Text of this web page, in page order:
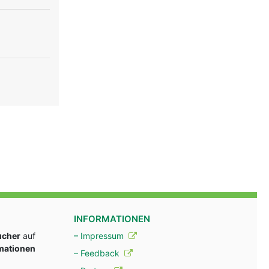
auf
INFORMATIONEN
– Impressum
– Feedback